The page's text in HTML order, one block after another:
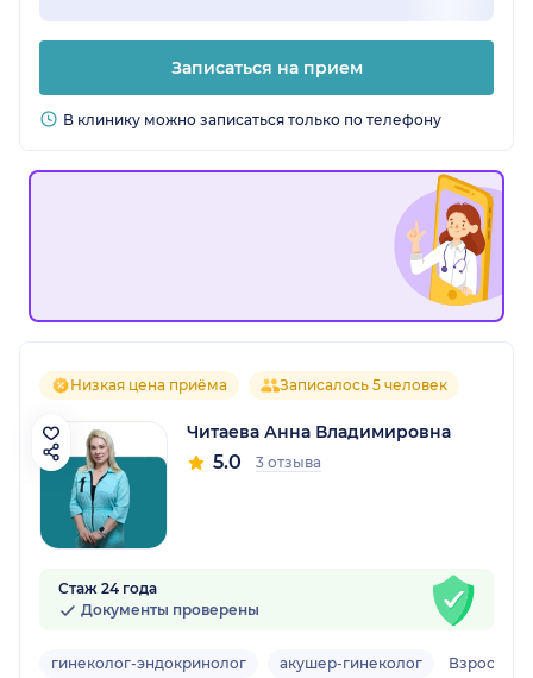
Записаться на прием
В клинику можно записаться только по телефону
Низкая цена приёма Записалось 5 человек
Читаева Анна Владимировна
5.0 3 отзыва
Стаж 24 года
Документы проверены
гинеколог-эндокринолог акушер-гинеколог Взрослый